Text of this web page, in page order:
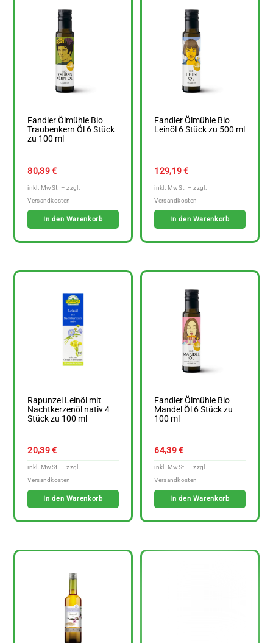
Fandler Ölmühle Bio
Traubenkern Öl 6 Stück
zu 100 ml
80,39€
In den Warenkorb
Fandler Ölmühle Bio
Leinöl 6 Stück zu 500 ml
129,19€
In den Warenkorb
Rapunzel Leinöl mit
Nachtkerzenöl nativ 4
Stück zu 100 ml
20,39€
In den Warenkorb
Fandler Ölmühle Bio
Mandel Öl 6 Stück zu
100 ml
64,39€
In den Warenkorb